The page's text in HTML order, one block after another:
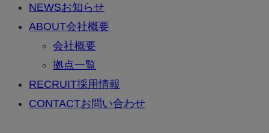
NEWSお知らせ
ABOUT会社概要
会社概要
拠点一覧
RECRUIT採用情報
CONTACTお問い合わせ